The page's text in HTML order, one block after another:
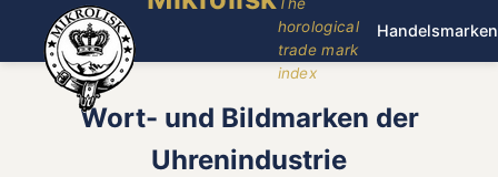
horological
trade mark
index
Handelsmarken
Wort- und Bildmarken der
Uhrenindustrie